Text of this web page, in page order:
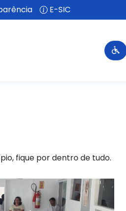
E-SIC
fique por dentro de tudo.